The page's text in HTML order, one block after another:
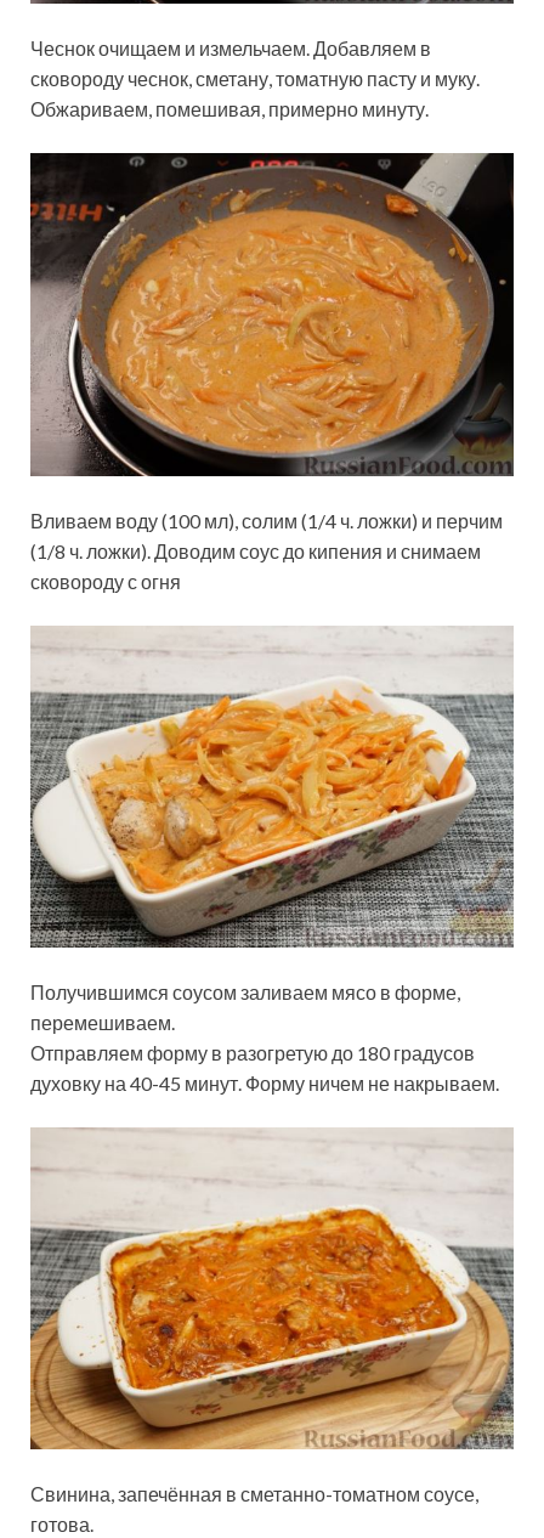
Чеснок очищаем и измельчаем. Добавляем в
сковороду чеснок, сметану, томатную пасту и муку.
Обжариваем, помешивая, примерно минуту.
Вливаем воду (100 мл), солим (1/4 ч. ложки) и перчим
(1/8 ч. ложки). Доводим соус до кипения и снимаем
сковороду с огня
Получившимся соусом заливаем мясо в форме,
перемешиваем.
Отправляем форму в разогретую до 180 градусов
духовку на 40-45 минут. Форму ничем не накрываем.
Свинина, запечённая в сметанно-томатном соусе,
готова.